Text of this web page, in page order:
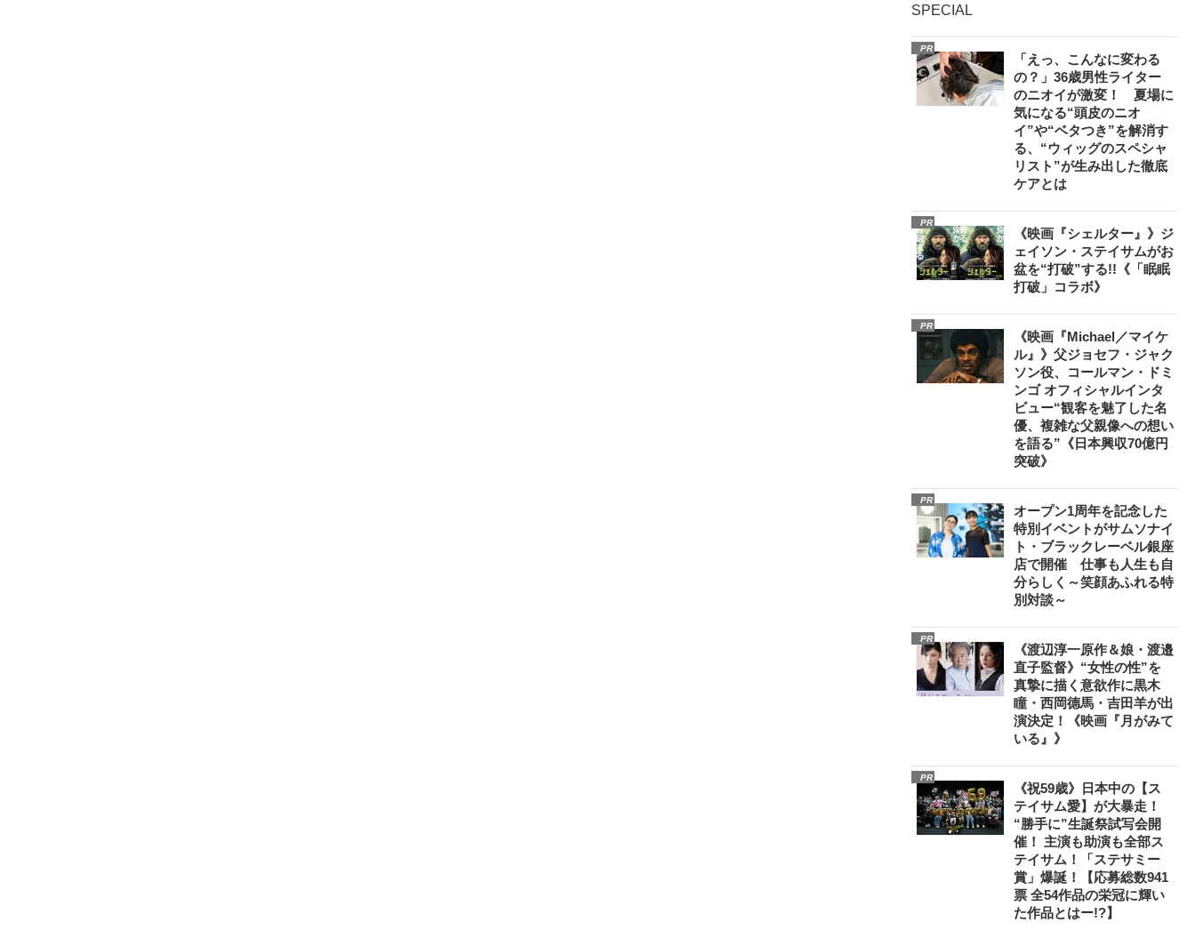
SPECIAL
PR
「えっ、こんなに変わる
の？」36歳男性ライター
のニオイが激変！ 夏場に
気になる“頭皮のニオ
イ”や“ベタつき”を解消す
る、“ウィッグのスペシャ
リスト”が生み出した徹底
ケアとは
PR
《映画『シェルター』》ジ
ェイソン・ステイサムがお
盆を“打破”する!!《「眠眠
打破」コラボ》
PR
《映画『Michael／マイケ
ル』》父ジョセフ・ジャク
ソン役、コールマン・ドミ
ンゴ オフィシャルインタ
ビュー“観客を魅了した名
優、複雑な父親像への想い
を語る”《日本興収70億円
突破》
PR
オープン1周年を記念した
特別イベントがサムソナイ
ト・ブラックレーベル銀座
店で開催 仕事も人生も自
分らしく～笑顔あふれる特
別対談～
PR
《渡辺淳一原作＆娘・渡邉
直子監督》“女性の性”を
真摯に描く意欲作に黒木
瞳・西岡德馬・吉田羊が出
演決定！《映画『月がみて
いる』》
PR
《祝59歳》日本中の【ス
テイサム愛】が大暴走！
“勝手に”生誕祭試写会開
催！ 主演も助演も全部ス
テイサム！「ステサミー
賞」爆誕！【応募総数941
票 全54作品の栄冠に輝い
た作品とはー!?】